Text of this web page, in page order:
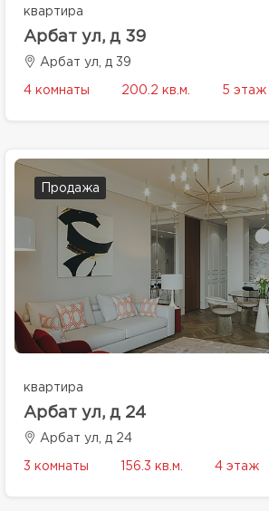
квартира
Арбат ул, д 39
Арбат ул, д 39
4 комнаты 200.2 кв.м. 5 этаж
Продажа
квартира
Арбат ул, д 24
Арбат ул, д 24
3 комнаты 156.3 кв.м. 4 этаж